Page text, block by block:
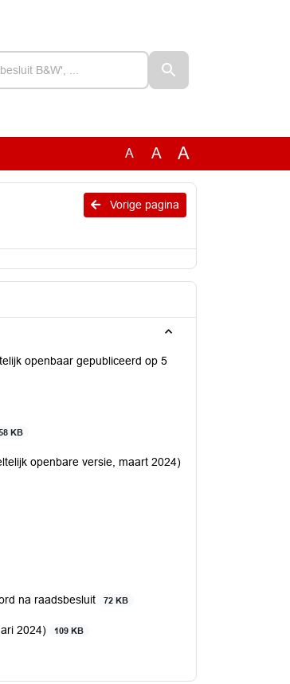
A A A
Vorige pagina
openbaar gepubliceerd op 5
KB
openbare versie, maart 2024)
na raadsbesluit 72 KB
2024) 109 KB